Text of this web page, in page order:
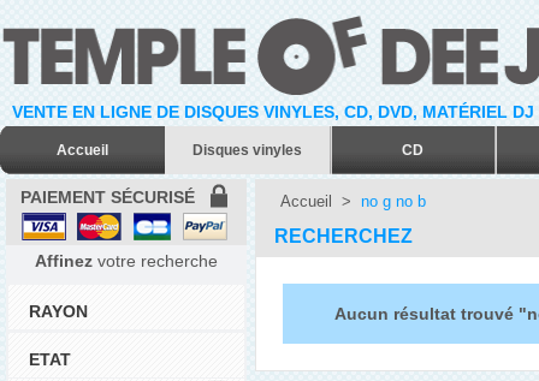
VENTE EN LIGNE DE DISQUES VINYLES, CD, DVD, MATÉRIEL
Accueil Disques vinyles CD
PAIEMENT SÉCURISÉ
Affinez votre recherche
RAYON
ETAT
Accueil > no g no b
RECHERCHEZ
Aucun résultat trouvé